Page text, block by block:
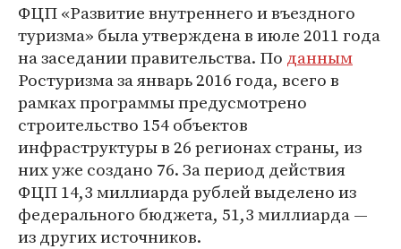
ФЦП «Развитие внутреннего и въездного
туризма» была утверждена в июле 2011 года
на заседании правительства. По данным
Ростуризма за январь 2016 года, всего в
рамках программы предусмотрено
строительство 154 объектов
инфраструктуры в 26 регионах страны, из
них уже создано 76. За период действия
ФЦП 14,3 миллиарда рублей выделено из
федерального бюджета, 51,3 миллиарда —
из других источников.